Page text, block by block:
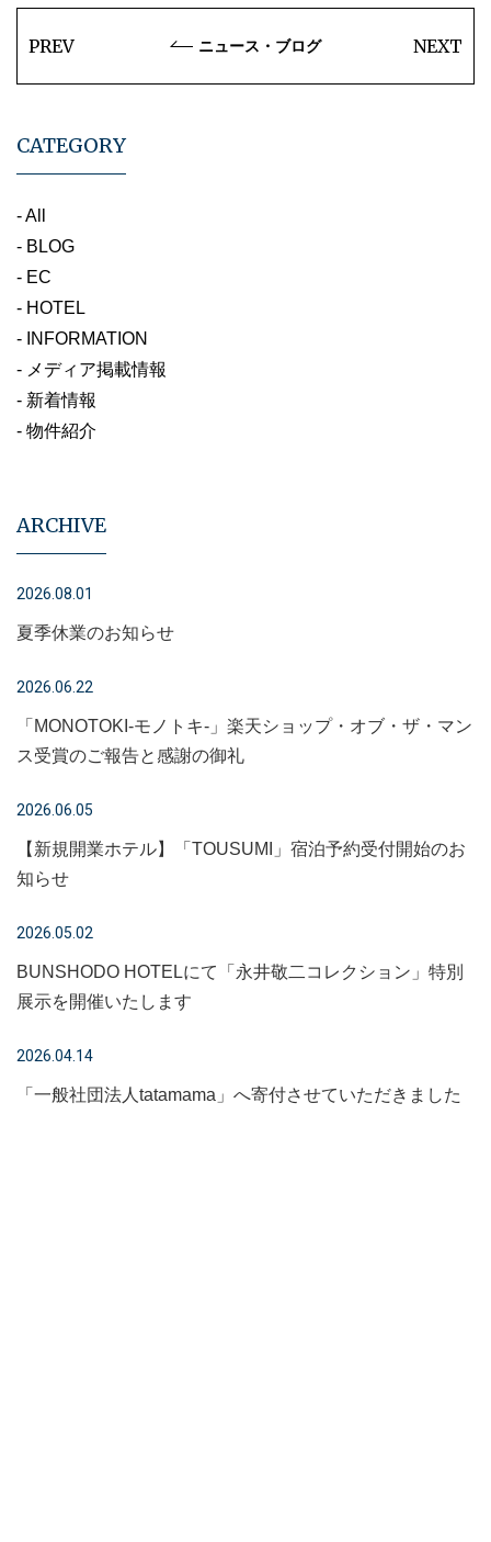
PREV ニュース・ブログ NEXT
CATEGORY
- All
- BLOG
- EC
- HOTEL
- INFORMATION
- メディア掲載情報
- 新着情報
- 物件紹介
ARCHIVE
2026.08.01
夏季休業のお知らせ
2026.06.22
「MONOTOKI-モノトキ-」楽天ショップ・オブ・ザ・マン
ス受賞のご報告と感謝の御礼
2026.06.05
【新規開業ホテル】「TOUSUMI」宿泊予約受付開始のお
知らせ
2026.05.02
BUNSHODO HOTELにて「永井敬二コレクション」特別
展示を開催いたします
2026.04.14
「一般社団法人tatamama」へ寄付させていただきました